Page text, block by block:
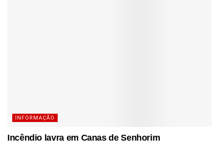
INFORMAÇÃO
Incêndio lavra em Canas de Senhorim